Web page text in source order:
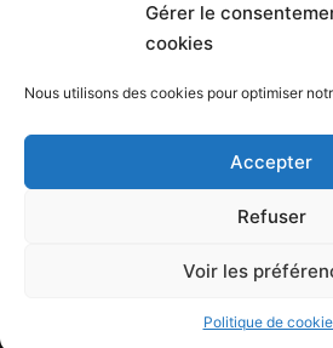
Gérer le
cookies
Nous utilisons des cookies pour optimiser
Accepter
Refuser
Voir les
Politique de
Numéro de Siret: 799 260 146 00029
Copyright © 2026 Au poil dans mes pattes! /